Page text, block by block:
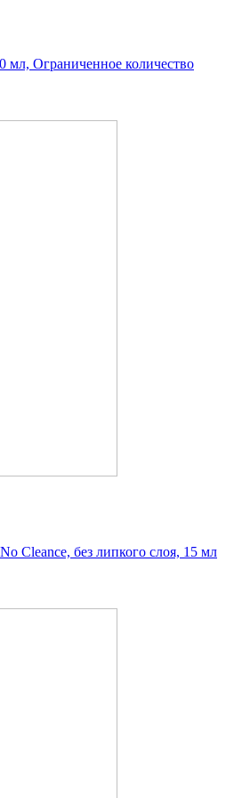
мл, Ограниченное количество
Cleance, без липкого слоя, 15 мл